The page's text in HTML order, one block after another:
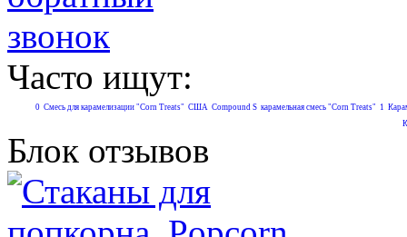
Часто ищут:
0 Смесь для карамелизации "Corn Treats" США Compound S карамельная смесь "Corn Treats" 1
Блок отзывов